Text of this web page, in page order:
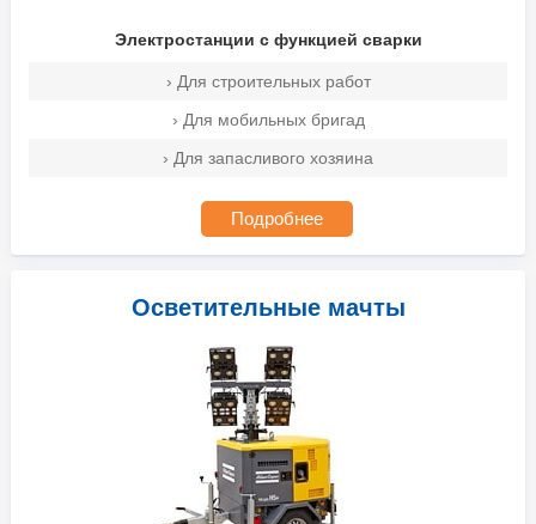
Электростанции с функцией сварки
› Для строительных работ
› Для мобильных бригад
› Для запасливого хозяина
Подробнее
Осветительные мачты